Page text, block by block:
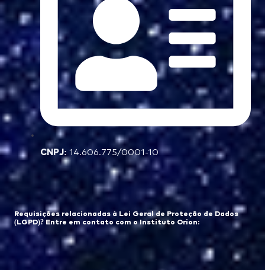
CNPJ: 14.606.775/0001-10
Requisições relacionadas à Lei Geral de Proteção de Dados
(LGPD)? Entre em contato com o Instituto Orion: